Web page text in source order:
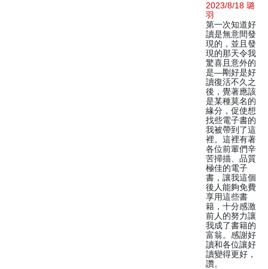
2023/8/18 璐
羽
第一次知道好
讀是無意間發
現的，並且發
現的那天令我
驚喜且意外的
是—剛好是好
讀復活不久之
後，覺著應該
是某種莫名的
緣分，促使想
找些電子書的
我被帶到了這
裡。這裡有著
各位前輩們辛
苦掃描、品質
極佳的電子
書，讓我這個
後人能夠免費
享用這些書
籍，十分感激
前人的努力讓
我成了書籍的
富翁。感謝好
讀和各位讓好
讀變得更好，
讚。